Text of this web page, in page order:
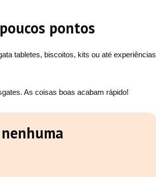
pontos
tabletes, biscoitos, kits ou até experiências
As coisas boas acabam rápido!